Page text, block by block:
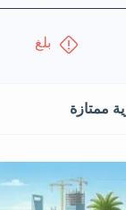
بلغ
ممتازة